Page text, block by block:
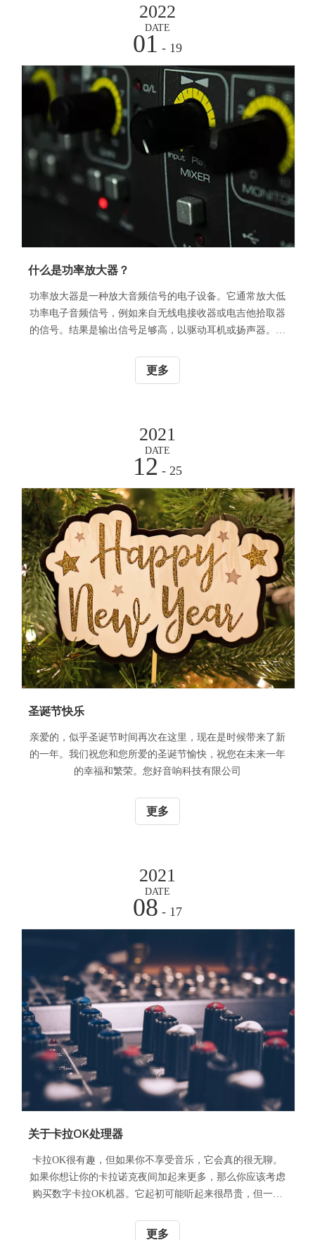
2022
DATE
01 - 19
什么是功率放大器？
功率放大器是一种放大音频信号的电子设备。它通常放大低
功率电子音频信号，例如来自无线电接收器或电吉他拾取器
的信号。结果是输出信号足够高，以驱动耳机或扬声器。功
更多
2021
DATE
12 - 25
圣诞节快乐
亲爱的，似乎圣诞节时间再次在这里，现在是时候带来了新
的一年。我们祝您和您所爱的圣诞节愉快，祝您在未来一年
的幸福和繁荣。您好音响科技有限公司
更多
2021
DATE
08 - 17
关于卡拉OK处理器
卡拉OK很有趣，但如果你不享受音乐，它会真的很无聊。
如果你想让你的卡拉诺克夜间加起来更多，那么你应该考虑
购买数字卡拉OK机器。它起初可能听起来很昂贵，但一旦
更多